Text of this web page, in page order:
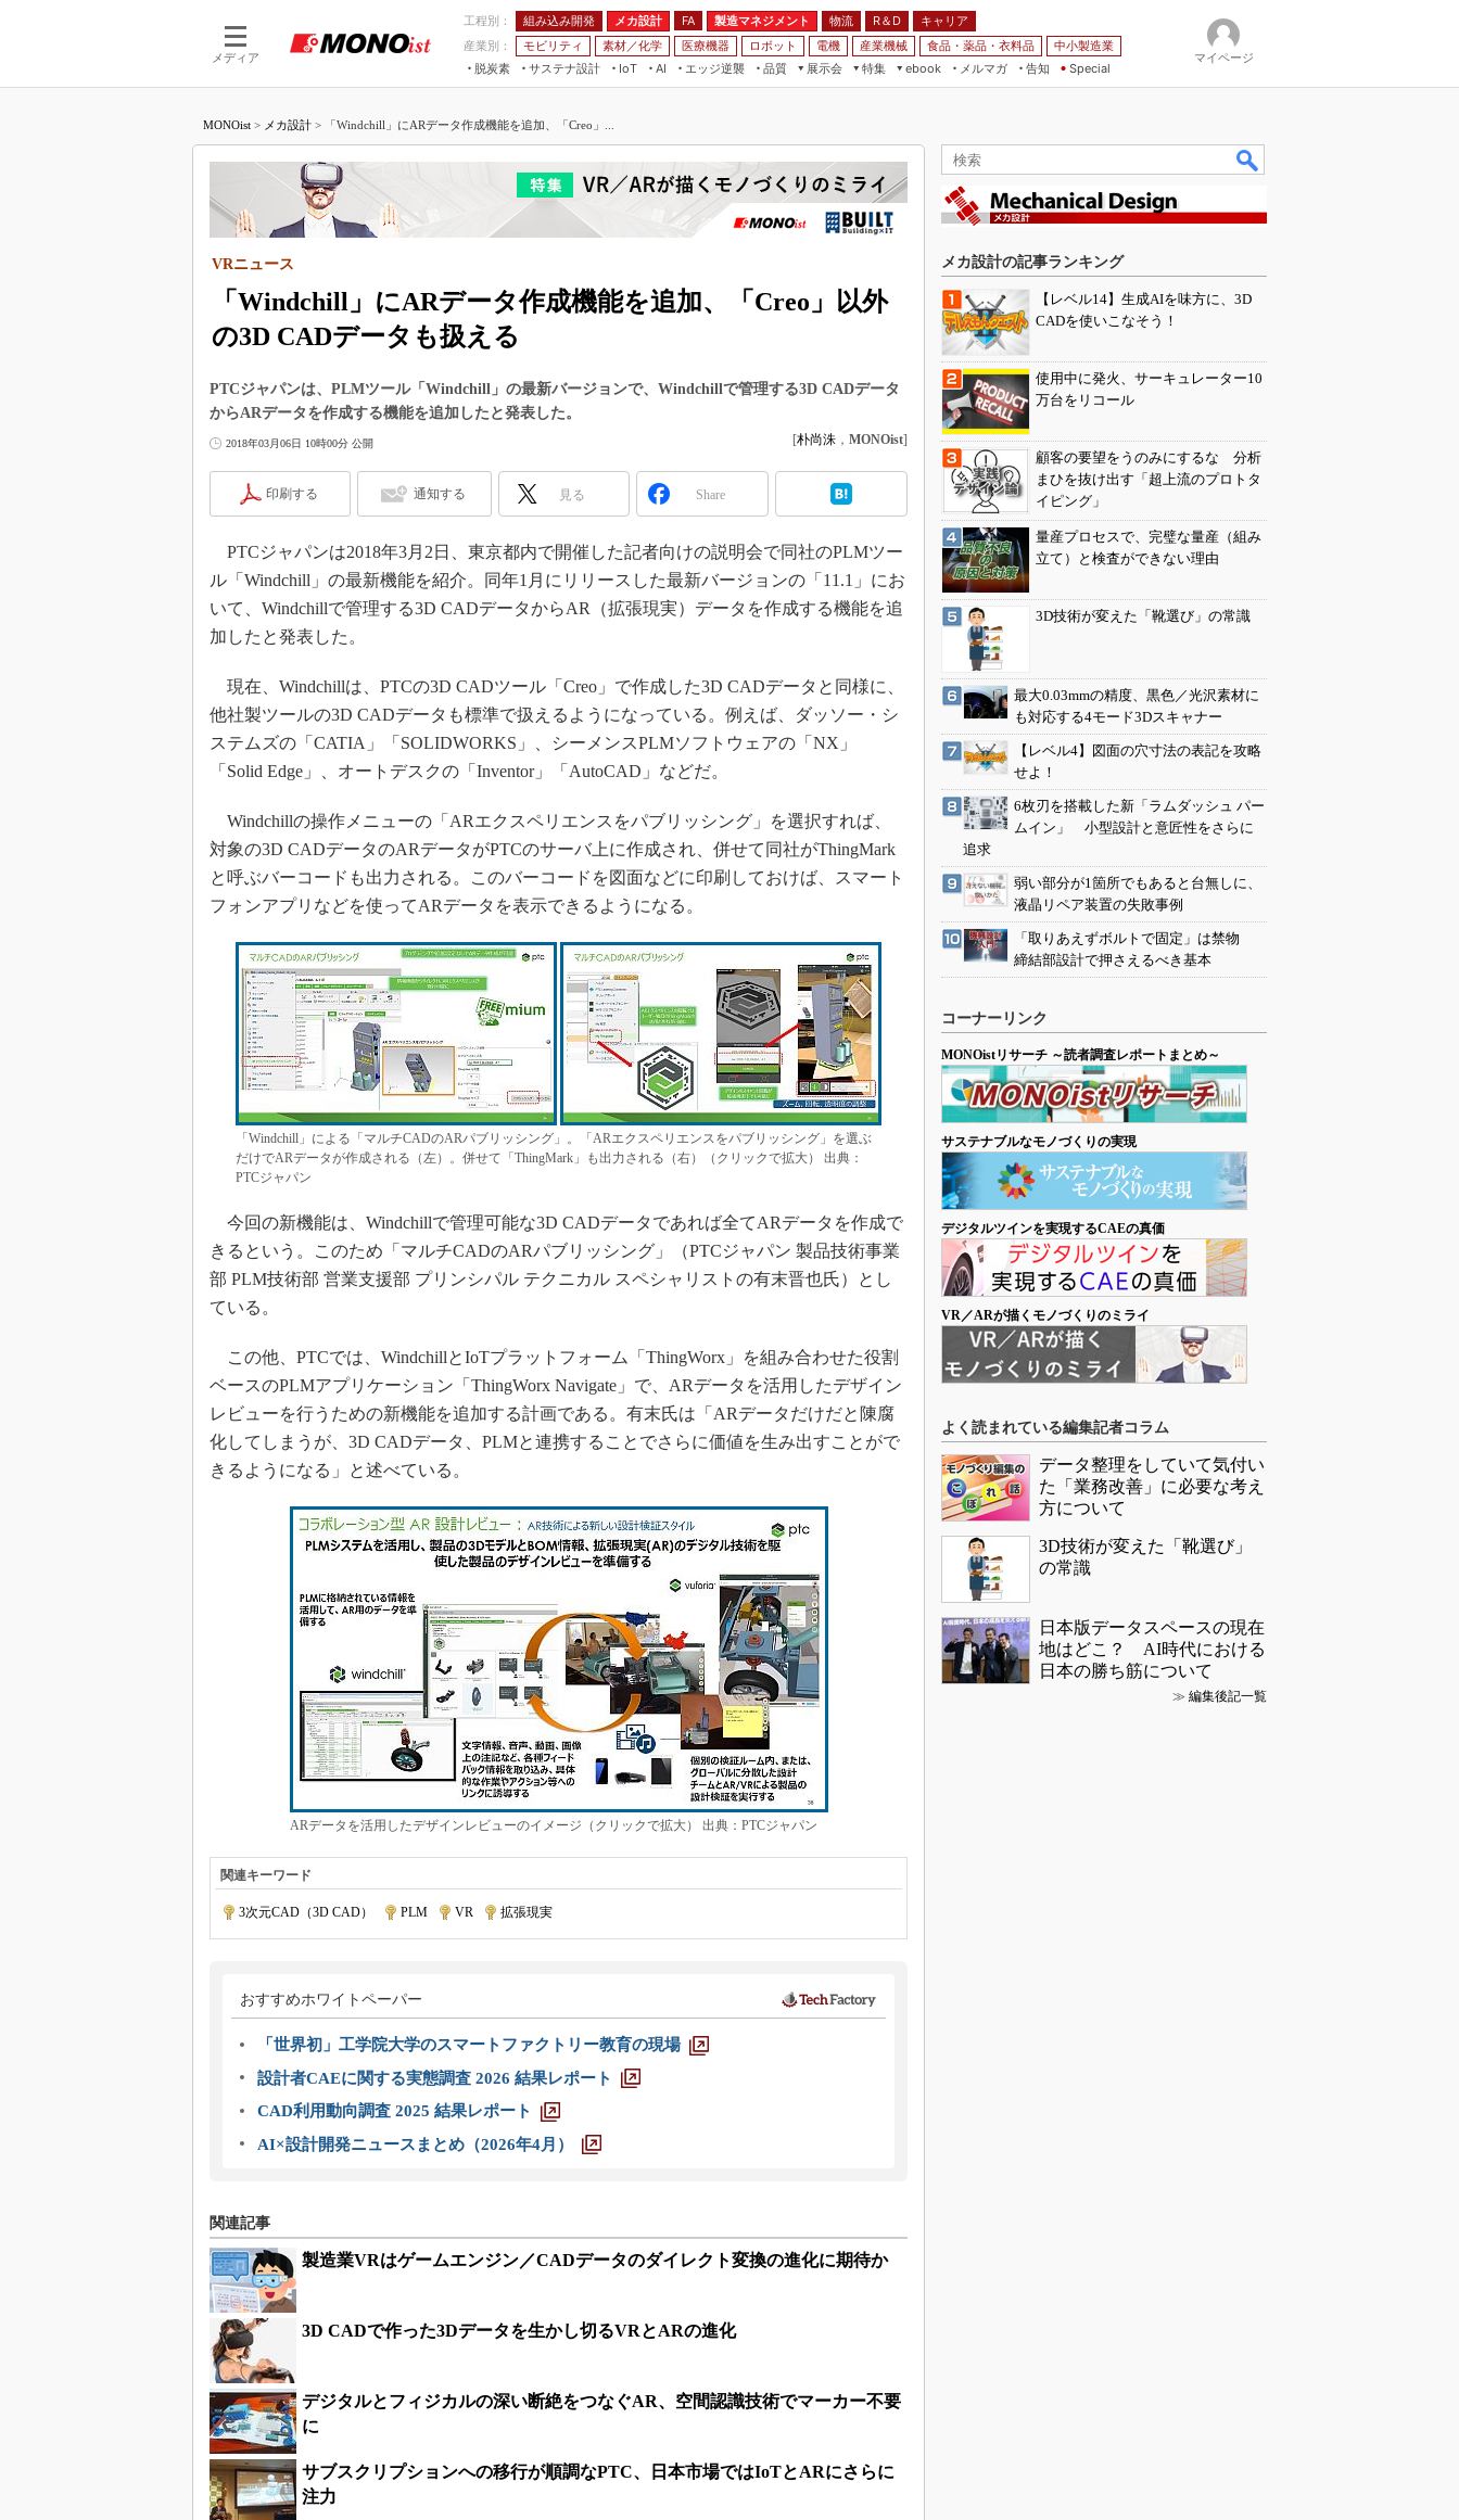
メディア
工程別： 組み込み開発 メカ設計 FA 製造マネジメント 物流 R＆D
キャリア
産業別：
モビリティ 素材／化学 医療機器 ロボット 電機 産業機械 食品・薬品・衣料品
中小製造業
脱炭素
サステナ設計
IoT
つながる工場
つながるサービス
AI
AI×設備保全
Physical AI
エッジ逆襲 品質
展示会
JIMTOF
組込み/エッジ コンピューティング
展＆IoT/5Gソリューション展
国際ロボット展
TECHNO-FRONTIER
AUTOMOTIVE WORLD
産業オープンネット展
特集
5G
VR／AR
フィールドサービス
組み込み画像技術
車載ソフト開発
3Dプリンタ
S＆OP
メイドインジャパン
知財マネジメント
グローバル設計・開発
制御セキュリティ
新型コロナへの対応
ebook
製造マネジメント
FA
モビリティ
メルマガ
告知 Special
マイページ
MONOist > メカ設計 > 「Windchill」にARデータ作成機能を追加、「Creo」...
「Windchill」にARデータ作成機能を追加、「Creo」以外
の3D CADデータも扱える
VRニュース
PTCジャパンは、PLMツール「Windchill」の最新バージョンで、Windchillで管理する3D CADデータ
からARデータを作成する機能を追加したと発表した。
2018年03月06日 10時00分 公開 [朴尚洙 ， MONOist]
印刷する 通知する 見る Share
PTCジャパンは2018年3月2日、東京都内で開催した記者向けの説明会で同社のPLMツー
ル「Windchill」の最新機能を紹介。同年1月にリリースした最新バージョンの「11.1」にお
いて、Windchillで管理する3D CADデータからAR（拡張現実）データを作成する機能を追
加したと発表した。
現在、Windchillは、PTCの3D CADツール「Creo」で作成した3D CADデータと同様に、
他社製ツールの3D CADデータも標準で扱えるようになっている。例えば、ダッソー・シ
ステムズの「CATIA」「SOLIDWORKS」、シーメンスPLMソフトウェアの「NX」
「Solid Edge」、オートデスクの「Inventor」「AutoCAD」などだ。
Windchillの操作メニューの「ARエクスペリエンスをパブリッシング」を選択すれば、
対象の3D CADデータのARデータがPTCのサーバ上に作成され、併せて同社がThingMark
と呼ぶバーコードも出力される。このバーコードを図面などに印刷しておけば、スマート
フォンアプリなどを使ってARデータを表示できるようになる。
「Windchill」による「マルチCADのARパブリッシング」。「ARエクスペリエンスをパブリッシング」を選ぶ
だけでARデータが作成される（左）。併せて「ThingMark」も出力される（右）（クリックで拡大） 出典：
PTCジャパン
今回の新機能は、Windchillで管理可能な3D CADデータであれば全てARデータを作成で
きるという。このため「マルチCADのARパブリッシング」（PTCジャパン 製品技術事業
部 PLM技術部 営業支援部 プリンシパル テクニカル スペシャリストの有末晋也氏）とし
ている。
この他、PTCでは、WindchillとIoTプラットフォーム「ThingWorx」を組み合わせた役割
ベースのPLMアプリケーション「ThingWorx Navigate」で、ARデータを活用したデザイン
レビューを行うための新機能を追加する計画である。有末氏は「ARデータだけだと陳腐
化してしまうが、3D CADデータ、PLMと連携することでさらに価値を生み出すことがで
きるようになる」と述べている。
ARデータを活用したデザインレビューのイメージ（クリックで拡大） 出典：PTCジャパン
関連キーワード
3次元CAD（3D CAD） PLM VR 拡張現実
おすすめホワイトペーパー
「世界初」工学院大学のスマートファクトリー教育の現場
設計者CAEに関する実態調査 2026 結果レポート
CAD利用動向調査 2025 結果レポート
AI×設計開発ニュースまとめ（2026年4月）
関連記事
製造業VRはゲームエンジン／CADデータのダイレクト変換の進化に期待か
3D CADで作った3Dデータを生かし切るVRとARの進化
デジタルとフィジカルの深い断絶をつなぐAR、空間認識技術でマーカー不要
に
サブスクリプションへの移行が順調なPTC、日本市場ではIoTとARにさらに
注力
メカ設計の記事ランキング
【レベル14】生成AIを味方に、3D
CADを使いこなそう！
使用中に発火、サーキュレーター10
万台をリコール
顧客の要望をうのみにするな 分析
まひを抜け出す「超上流のプロトタ
イピング」
量産プロセスで、完璧な量産（組み
立て）と検査ができない理由
3D技術が変えた「靴選び」の常識
最大0.03mmの精度、黒色／光沢素材に
も対応する4モード3Dスキャナー
【レベル4】図面の穴寸法の表記を攻略
せよ！
6枚刃を搭載した新「ラムダッシュ パー
ムイン」 小型設計と意匠性をさらに
追求
弱い部分が1箇所でもあると台無しに、
液晶リペア装置の失敗事例
「取りあえずボルトで固定」は禁物
締結部設計で押さえるべき基本
コーナーリンク
MONOistリサーチ ～読者調査レポートまとめ～
サステナブルなモノづくりの実現
デジタルツインを実現するCAEの真価
VR／ARが描くモノづくりのミライ
よく読まれている編集記者コラム
データ整理をしていて気付い
た「業務改善」に必要な考え
方について
3D技術が変えた「靴選び」
の常識
日本版データスペースの現在
地はどこ？ AI時代における
日本の勝ち筋について
≫ 編集後記一覧